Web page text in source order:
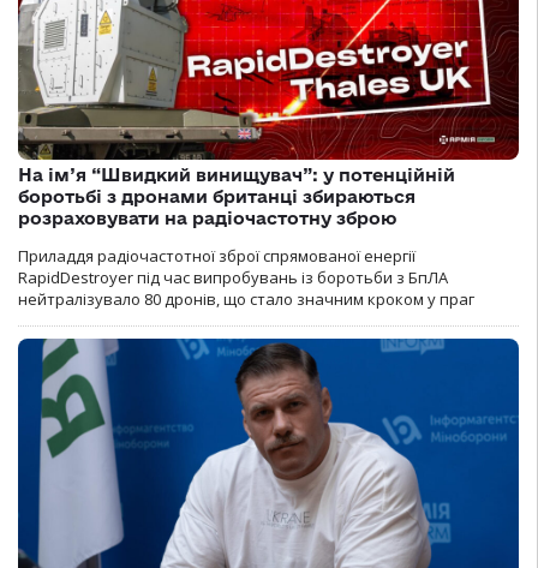
На ім’я “Швидкий винищувач”: у потенційній
боротьбі з дронами британці збираються
розраховувати на радіочастотну зброю
Приладдя радіочастотної зброї спрямованої енергії
RapidDestroyer під час випробувань із боротьби з БпЛА
нейтралізувало 80 дронів, що стало значним кроком у праг